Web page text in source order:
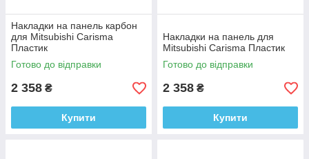
Накладки на панель карбон
для Mitsubishi Carisma
Пластик
Готово до відправки
2 358 ₴
Купити
Накладки на панель для
Mitsubishi Carisma Пластик
Готово до відправки
2 358 ₴
Купити